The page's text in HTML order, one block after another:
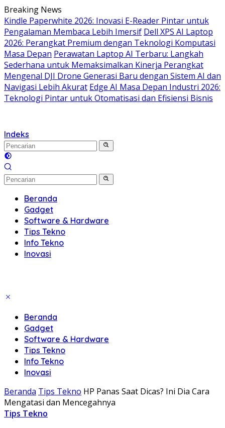
Langsung
ke
konten
Breaking News
Kindle Paperwhite 2026: Inovasi E-Reader Pintar untuk
Pengalaman Membaca Lebih Imersif Dell XPS AI Laptop
2026: Perangkat Premium dengan Teknologi Komputasi
Masa Depan Perawatan Laptop AI Terbaru: Langkah
Sederhana untuk Memaksimalkan Kinerja Perangkat
Mengenal DJI Drone Generasi Baru dengan Sistem AI dan
Navigasi Lebih Akurat Edge AI Masa Depan Industri 2026:
Teknologi Pintar untuk Otomatisasi dan Efisiensi Bisnis
Indeks
Beranda
Gadget
Software & Hardware
Tips Tekno
Info Tekno
Inovasi
Beranda
Gadget
Software & Hardware
Tips Tekno
Info Tekno
Inovasi
Beranda Tips Tekno HP Panas Saat Dicas? Ini Dia Cara
Mengatasi dan Mencegahnya
Tips Tekno